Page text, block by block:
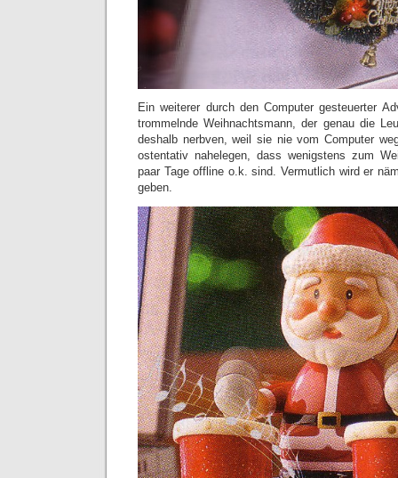
Ein weiterer durch den Computer gesteuerter
trommelnde Weihnachtsmann, der genau die
deshalb nerbven, weil sie nie vom Computer
ostentativ nahelegen, dass wenigstens zum
paar Tage offline o.k. sind. Vermutlich wird er
geben.